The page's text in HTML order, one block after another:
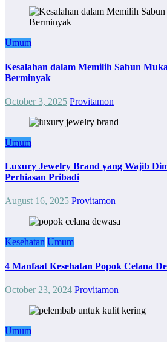
Umum
Kesalahan dalam Memilih Sabun
Berminyak
October 3, 2025 Provitamon
Umum
Luxury Jewelry Brand yang Wajib
Perhiasan Pribadi
August 16, 2025 Provitamon
Kesehatan Umum
4 Manfaat Kesehatan Popok Celana
October 23, 2024 Provitamon
Umum